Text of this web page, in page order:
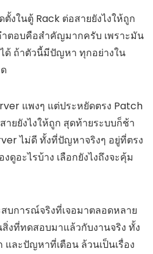
งในตู้ Rack ต่อสายยังไงให้ถูก
ตอบคือสำคัญมากครับ เพราะมัน
ด้ ถ้าตัวนี้มีปัญหา ทุกอย่างใน
แพงๆ แต่ประหยัดตรง Patch
ายยังไงให้ถูก สุดท้ายระบบก็ช้า
ไม่ดี ทั้งที่ปัญหาจริงๆ อยู่ที่ตรง
ดูอะไรบ้าง เลือกยังไงถึงจะคุ้ม
บการณ์จริงที่เจอมาตลอดหลาย
งที่ทดสอบมาแล้วกับงานจริง ทั้ง
ละปัญหาที่เตือน ล้วนเป็นเรื่อง